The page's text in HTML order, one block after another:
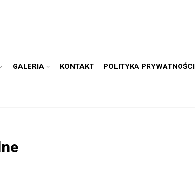
GALERIA KONTAKT POLITYKA PRYWATNOŚCI